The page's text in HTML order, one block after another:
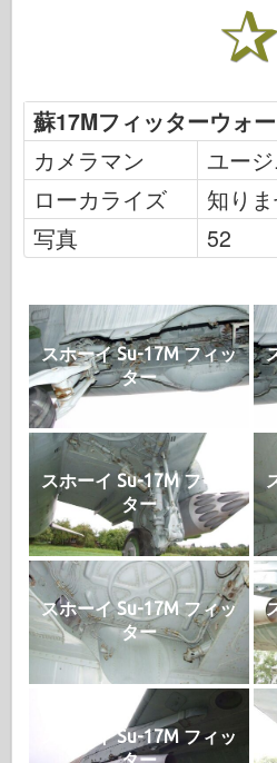
蘇17Mフィッターウォ
カメラマン
ユー
ローカライズ
知り
写真
52
スホーイ Su-17M フィッ
ター
スホーイ Su-17M フィッ
ター
スホーイ Su-17M フィッ
ター
スホーイ Su-17M フィッ